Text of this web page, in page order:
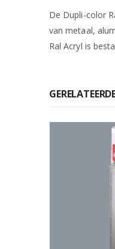
De Dupli-color
van metaal,
Ral Acryl is